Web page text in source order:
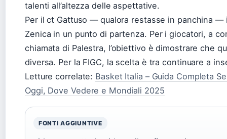
talenti all’altezza delle aspettative.
Per il ct Gattuso — qualora restasse in panchina
Zenica in un punto di partenza. Per i giocatori, a
chiamata di Palestra, l’obiettivo è dimostrare che
diversa. Per la FIGC, la scelta è tra continuare a
Letture correlate: Basket Italia – Guida Completa
Oggi, Dove Vedere e Mondiali 2025
FONTI AGGIUNTIVE